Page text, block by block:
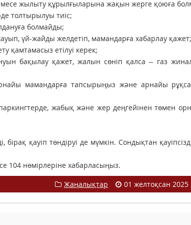
жылыту құрылғыларына жақын жерге қоюға
толтырылуы тиіс;
болмайды;
үй-жайды желдетіп, мамандарға хабарлау қажет;
қамтамасыз етілуі керек;
бақылау қажет, жалын сөніп қалса – газ
мамандарға тапсырыңыз және арнайы
жабық және жер деңгейінен төмен
қауіп төндіруі де мүмкін. Сондықтан
104 нөмірлеріне хабарласыңыз.
Жаңалықтар
01 желтоқсан 2025